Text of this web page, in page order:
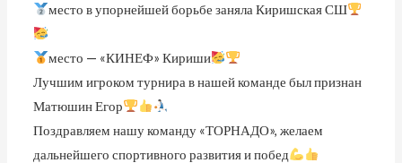
место в упорнейшей борьбе заняла Киришская СШ
место — «КИНЕФ» Кириши
Лучшим игроком турнира в нашей команде был признан
Матюшин Егор
Поздравляем нашу команду «ТОРНАДО», желаем
дальнейшего спортивного развития и побед